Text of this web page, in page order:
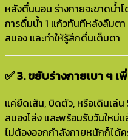
หลังตื่นนอน ร่างกายจะขาดน้ำ
การดื่มน้ำ 1 แก้วทันทีหลังลืมต
สมอง และทำให้รู้สึกตื่นเต็มตา
✅ 3. ขยับร่างกายเบา ๆ
แค่ยืดเส้น, บิดตัว, หรือเดินเล่
สมองโล่ง และพร้อมรับวันใหม่แ
ไม่ต้องออกกำลังกายหนักก็ได้